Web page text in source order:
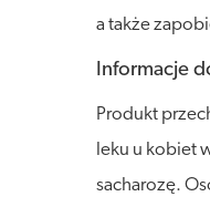
a także
Informacje
Produkt
leku u kobiet
sacharozę.